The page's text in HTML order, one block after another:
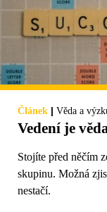
Článek | Věda a
Vedení je
Stojíte před něčím
skupinu. Možná
nestačí.